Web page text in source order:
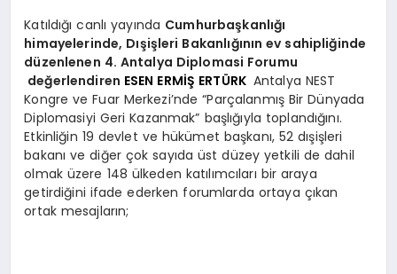
Katıldığı canlı yayında Cumhurbaşkanlığı
himayelerinde, Dışişleri Bakanlığının ev sahipliğinde
düzenlenen 4. Antalya Diplomasi Forumu
değerlendiren ESEN ERMİŞ ERTÜRK Antalya NEST
Kongre ve Fuar Merkezi’nde “Parçalanmış Bir Dünyada
Diplomasiyi Geri Kazanmak” başlığıyla toplandığını.
Etkinliğin 19 devlet ve hükümet başkanı, 52 dışişleri
bakanı ve diğer çok sayıda üst düzey yetkili de dahil
olmak üzere 148 ülkeden katılımcıları bir araya
getirdiğini ifade ederken forumlarda ortaya çıkan
ortak mesajların;